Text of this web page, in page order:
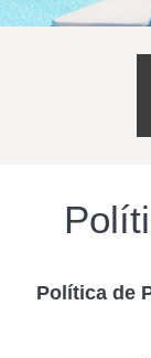
Política de